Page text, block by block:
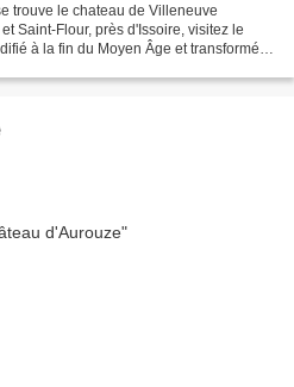
trouve le chateau de Villeneuve
Saint-Flour, près d'Issoire, visitez le
à la fin du Moyen Âge et transformé